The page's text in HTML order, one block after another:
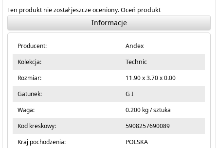
Ten produkt nie został jeszcze oceniony.Oceń produkt
Informacje
Producent:
Andex
Kolekcja:
Technic
Rozmiar:
11.90 x 3.70 x 0.00
Gatunek:
G I
Waga:
0.200 kg / sztuka
Kod kreskowy:
5908257690089
Kraj pochodzenia:
POLSKA